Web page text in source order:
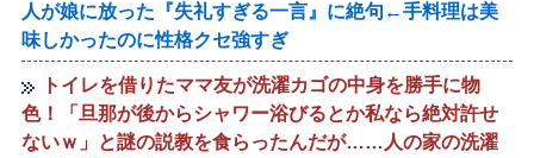
人が娘に放った『失礼すぎる一言』に絶句←手料理は美
味しかったのに性格クセ強すぎ
トイレを借りたママ友が洗濯カゴの中身を勝手に物
色！「旦那が後からシャワー浴びるとか私なら絶対許せ
ないｗ」と謎の説教を食らったんだが……人の家の洗濯